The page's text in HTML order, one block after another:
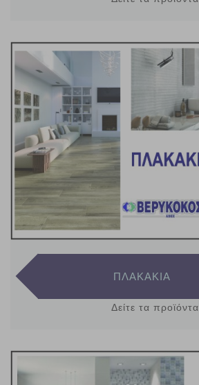
ΠΛΑΚΑΚΙΑ
Δείτε τα προϊόντα